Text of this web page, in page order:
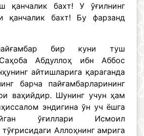
қанчалик бахт! У ўғилнинг
қанчалик бахт! Бу фарзанд
бир куни туш
Абдуллоҳ ибн Аббос
айтишларига қараганда
барча пайғамбарларининг
ваҳийдир. Шунинг учун ҳам
эндигина ўн уч ёшга
ўғиллари Исмоил
Аллоҳнинг амрига